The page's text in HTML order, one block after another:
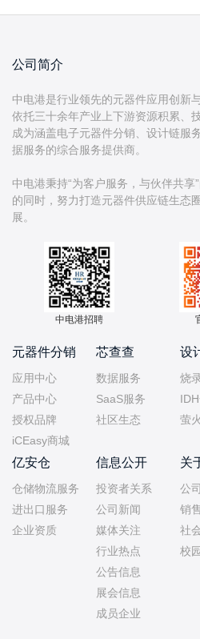
公司简介
中电港是行业领先的元器件应用创新
依托三十余年产业上下游资源积累、
成为涵盖电子元器件分销、设计链服
据服务的综合服务提供商。
中电港秉持“为客户服务，与伙伴共
的同时，努力打造元器件供应链生态
中电港招聘
元器件分销
应用中心
产品中心
授权品牌
iCEasy商城
芯查查
数据服务
SaaS服务
社区生态
设
烧
萤
亿安仓
仓储物流服务
进出口服务
企业资质
信息公开
投资者关系
公司新闻
媒体关注
行业热点
公告信息
展会信息
成员企业
关
公
销
社
校